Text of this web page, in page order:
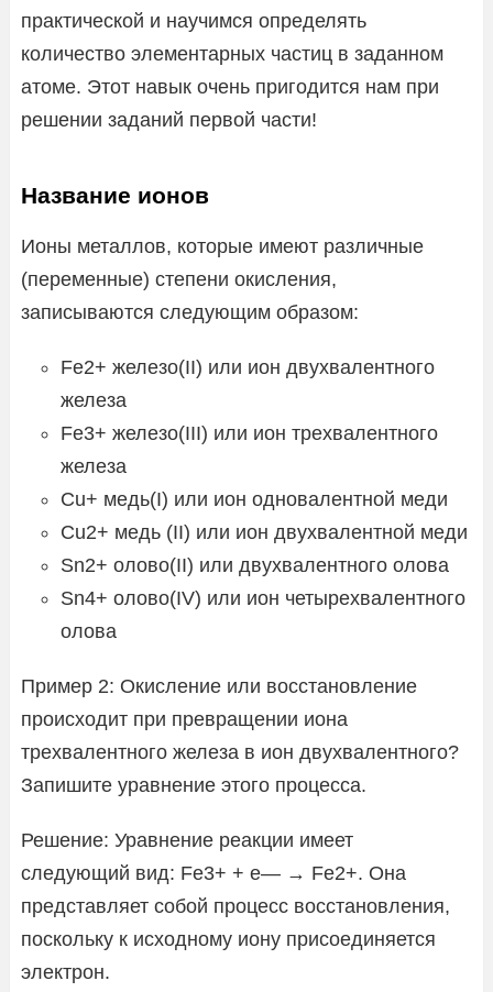
практической и научимся определять
количество элементарных частиц в заданном
атоме. Этот навык очень пригодится нам при
решении заданий первой части!
Название ионов
Ионы металлов, которые имеют различные
(переменные) степени окисления,
записываются следующим образом:
Fe2+ железо(II) или ион двухвалентного
железа
Fe3+ железо(III) или ион трехвалентного
железа
Сu+ медь(I) или ион одновалентной меди
Cu2+ медь (II) или ион двухвалентной меди
Sn2+ олово(II) или двухвалентного олова
Sn4+ олово(IV) или ион четырехвалентного
олова
Пример 2: Окисление или восстановление
происходит при превращении иона
трехвалентного железа в ион двухвалентного?
Запишите уравнение этого процесса.
Решение: Уравнение реакции имеет
следующий вид: Fe3+ + e— → Fe2+. Она
представляет собой процесс восстановления,
поскольку к исходному иону присоединяется
электрон.